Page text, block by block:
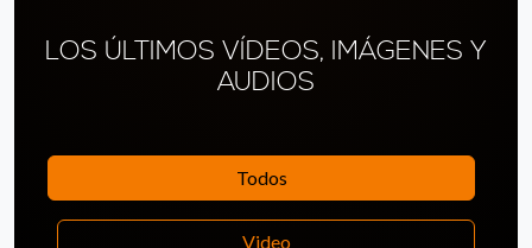
LOS ÚLTIMOS VÍDEOS, IMÁGENES Y
AUDIOS
Todos
Video